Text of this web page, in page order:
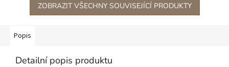
ZOBRAZIT VŠECHNY SOUVISEJÍCÍ PRODUKTY
Popis
Detailní popis produktu